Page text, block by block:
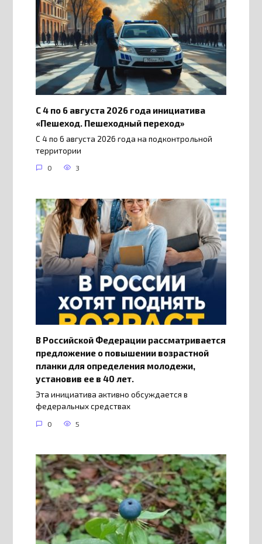
С 4 по 6 августа 2026 года инициатива
«Пешеход. Пешеходный переход»
С 4 по 6 августа 2026 года на подконтрольной
территории
0 3
В Российской Федерации рассматривается
предложение о повышении возрастной
планки для определения молодежи,
установив ее в 40 лет.
Эта инициатива активно обсуждается в
федеральных средствах
0 5